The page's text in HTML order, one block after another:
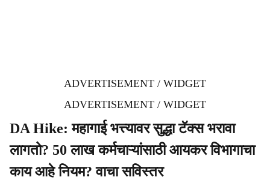
ADVERTISEMENT / WIDGET
ADVERTISEMENT / WIDGET
DA Hike: महागाई भत्त्यावर सुद्धा टॅक्स भरावा
लागतो? 50 लाख कर्मचाऱ्यांसाठी आयकर विभागाचा
काय आहे नियम? वाचा सविस्तर